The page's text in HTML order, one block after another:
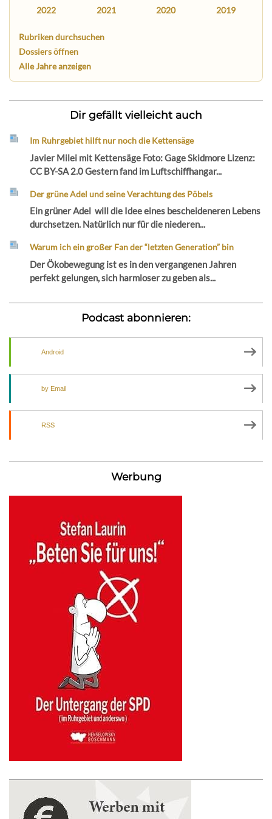
2022 2021 2020 2019
Rubriken durchsuchen
Dossiers öffnen
Alle Jahre anzeigen
Dir gefällt vielleicht auch
Im Ruhrgebiet hilft nur noch die Kettensäge
Javier Milei mit Kettensäge Foto: Gage Skidmore Lizenz:
CC BY-SA 2.0 Gestern fand im Luftschiffhangar...
Der grüne Adel und seine Verachtung des Pöbels
Ein grüner Adel will die Idee eines bescheideneren Lebens
durchsetzen. Natürlich nur für die niederen...
Warum ich ein großer Fan der “letzten Generation” bin
Der Ökobewegung ist es in den vergangenen Jahren
perfekt gelungen, sich harmloser zu geben als...
Podcast abonnieren:
Android
by Email
RSS
Werbung